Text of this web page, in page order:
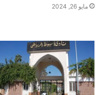
مايو 26, 2024